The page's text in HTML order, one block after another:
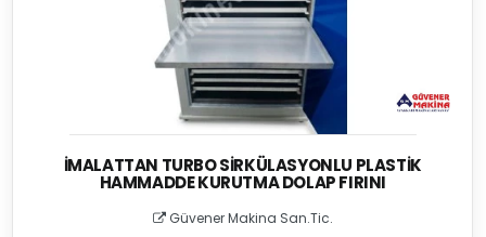
İMALATTAN TURBO SIRKÜLASYONLU PLASTIK
HAMMADDE KURUTMA DOLAP FIRINI
Güvener Makina San.Tic.